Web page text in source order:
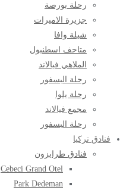
رحلة بورصة
جزيرة الاميرات
شيلة وافا
متاحف اسطنبول
الملاهي فيالاند
رحلة البسفور
رحلة يلوا
مجمع فيالاند
رحلة البسفور
فنادق تركيا
فنادق طرابزون
Cebeci Grand Otel
Park Dedeman